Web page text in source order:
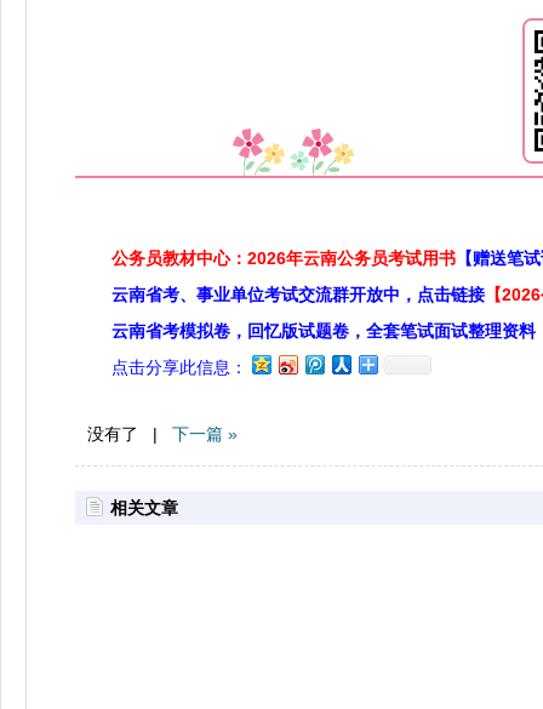
公务员教材中心：2026年云南公务员考试用书 【赠送笔
云南省考、事业单位考试交流群开放中，点击链接 【
云南省考模拟卷，回忆版试题卷，全套笔试面试整理资料
点击分享此信息：
没有了 | 下一篇 »
相关文章